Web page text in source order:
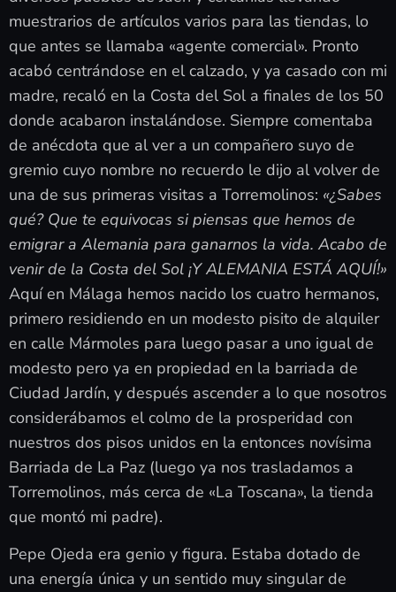
muestrarios de artículos varios para las tiendas, lo
que antes se llamaba «agente comercial». Pronto
acabó centrándose en el calzado, y ya casado con mi
madre, recaló en la Costa del Sol a finales de los 50
donde acabaron instalándose. Siempre comentaba
de anécdota que al ver a un compañero suyo de
gremio cuyo nombre no recuerdo le dijo al volver de
una de sus primeras visitas a Torremolinos: «¿Sabes
qué? Que te equivocas si piensas que hemos de
emigrar a Alemania para ganarnos la vida. Acabo de
venir de la Costa del Sol ¡Y ALEMANIA ESTÁ AQUÍ!»
Aquí en Málaga hemos nacido los cuatro hermanos,
primero residiendo en un modesto pisito de alquiler
en calle Mármoles para luego pasar a uno igual de
modesto pero ya en propiedad en la barriada de
Ciudad Jardín, y después ascender a lo que nosotros
considerábamos el colmo de la prosperidad con
nuestros dos pisos unidos en la entonces novísima
Barriada de La Paz (luego ya nos trasladamos a
Torremolinos, más cerca de «La Toscana», la tienda
que montó mi padre).
Pepe Ojeda era genio y figura. Estaba dotado de
una energía única y un sentido muy singular de